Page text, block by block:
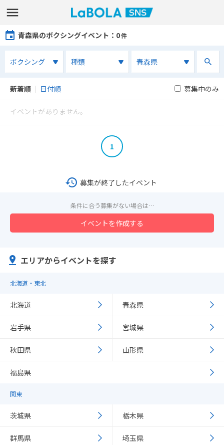
青森県のボクシングイベント ：0件
新着順 ｜ 日付順 募集中のみ
イベントがありません。
1
募集が終了したイベント
条件に合う募集がない場合は…
イベントを作成する
エリアからイベントを探す
北海道・東北
北海道 青森県
岩手県 宮城県
秋田県 山形県
福島県
関東
茨城県 栃木県
群馬県 埼玉県